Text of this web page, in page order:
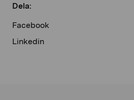
Dela:
Facebook
Linkedin